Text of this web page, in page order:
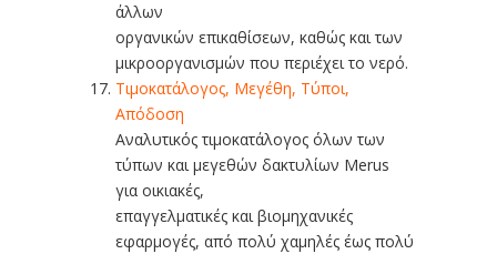
άλλων
οργανικών επικαθίσεων, καθώς και των
μικροοργανισμών που περιέχει το νερό.
Τιμοκατάλογος, Μεγέθη, Τύποι,
Απόδοση
Αναλυτικός τιμοκατάλογος όλων των
τύπων και μεγεθών δακτυλίων Merus
για οικιακές,
επαγγελματικές και βιομηχανικές
εφαρμογές, από πολύ χαμηλές έως πολύ